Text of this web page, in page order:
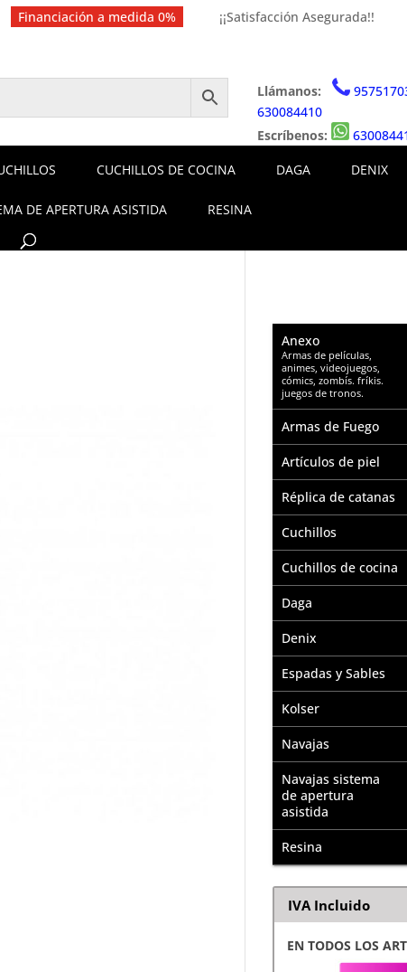
Financiación a medida 0% ¡¡Satisfacción Asegurada!!
Llámanos:
630084410
Escríbenos:
CUCHILLOS DE COCINA DAGA DENIX
DE APERTURA ASISTIDA RESINA
Anexo
–
Armas de películas,
animes, videojuegos,
cómics, zombís. fríkis.
juegos de tronos.
Armas de Fuego
Artículos de piel
Réplica de catanas
Cuchillos
Cuchillos de cocina
Daga
Denix
Espadas y Sables
Kolser
Navajas
Navajas sistema
de apertura
asistida
Resina
IVA Incluido
EN TODOS LOS